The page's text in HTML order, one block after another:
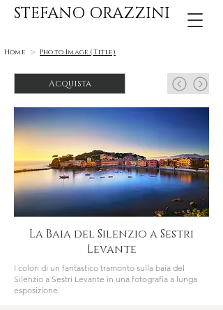
STEFANO ORAZZINI
Home > Photo Image (Title)
Acquista
La Baia del Silenzio a Sestri
Levante
I colori di un fantastico tramonto sulla baia del
Silenzio a Sestri Levante in una fotografia a lunga
esposizione.